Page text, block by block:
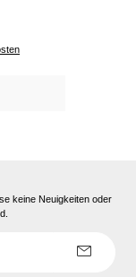
keine Neuigkeiten oder